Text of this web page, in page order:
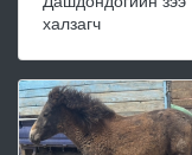
халзагч